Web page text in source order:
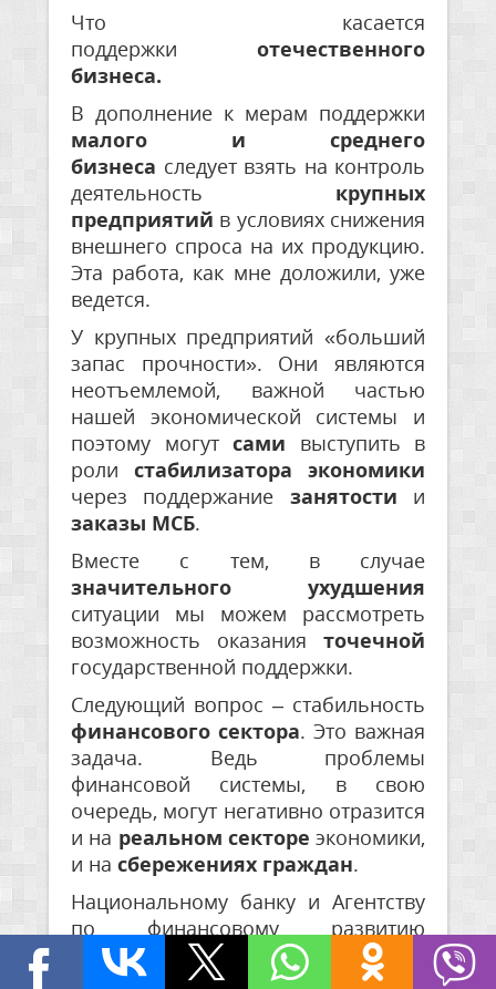
Что касается
поддержки отечественного
бизнеса.
В дополнение к мерам поддержки
малого и среднего
бизнеса следует взять на контроль
деятельность крупных
предприятий в условиях снижения
внешнего спроса на их продукцию.
Эта работа, как мне доложили, уже
ведется.
У крупных предприятий «больший
запас прочности». Они являются
неотъемлемой, важной частью
нашей экономической системы и
поэтому могут сами выступить в
роли стабилизатора экономики
через поддержание занятости и
заказы МСБ.
Вместе с тем, в случае
значительного ухудшения
ситуации мы можем рассмотреть
возможность оказания точечной
государственной поддержки.
Следующий вопрос – стабильность
финансового сектора. Это важная
задача. Ведь проблемы
финансовой системы, в свою
очередь, могут негативно отразится
и на реальном секторе экономики,
и на сбережениях граждан.
Национальному банку и Агентству
по финансовому развитию
поручается подготовить
комплекс
предложенийпо сохранению